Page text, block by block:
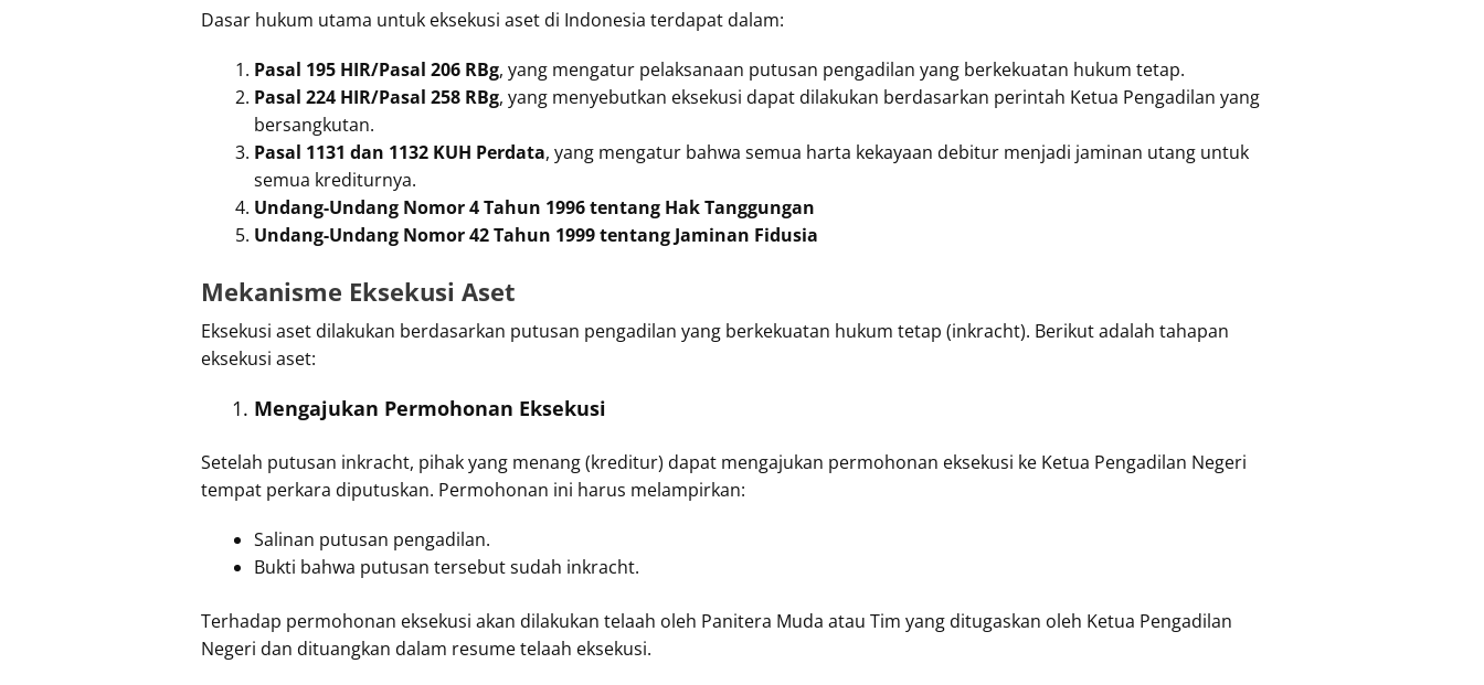
Dasar hukum utama untuk eksekusi aset di Indonesia terdapat dalam:
Pasal 195 HIR/Pasal 206 RBg, yang mengatur pelaksanaan putusan pengadilan yang berkekuatan hukum tetap.
Pasal 224 HIR/Pasal 258 RBg, yang menyebutkan eksekusi dapat dilakukan berdasarkan perintah Ketua Pengadilan yang
bersangkutan.
Pasal 1131 dan 1132 KUH Perdata, yang mengatur bahwa semua harta kekayaan debitur menjadi jaminan utang untuk
semua krediturnya.
Undang-Undang Nomor 4 Tahun 1996 tentang Hak Tanggungan
Undang-Undang Nomor 42 Tahun 1999 tentang Jaminan Fidusia
Mekanisme Eksekusi Aset
Eksekusi aset dilakukan berdasarkan putusan pengadilan yang berkekuatan hukum tetap (inkracht). Berikut adalah tahapan
eksekusi aset:
Mengajukan Permohonan Eksekusi
Setelah putusan inkracht, pihak yang menang (kreditur) dapat mengajukan permohonan eksekusi ke Ketua Pengadilan Negeri
tempat perkara diputuskan. Permohonan ini harus melampirkan:
Salinan putusan pengadilan.
Bukti bahwa putusan tersebut sudah inkracht.
Terhadap permohonan eksekusi akan dilakukan telaah oleh Panitera Muda atau Tim yang ditugaskan oleh Ketua Pengadilan
Negeri dan dituangkan dalam resume telaah eksekusi.